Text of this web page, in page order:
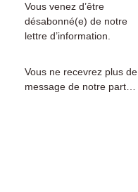
Vous venez d’être
désabonné(e) de notre
lettre d’information.
Vous ne recevrez plus de
message de notre part…